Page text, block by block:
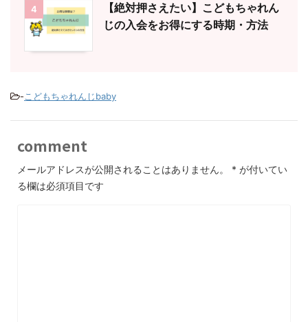
4
【絶対押さえたい】こどもちゃれん
じの入会をお得にする時期・方法
-こどもちゃれんじbaby
comment
メールアドレスが公開されることはありません。 * が付いてい
る欄は必須項目です